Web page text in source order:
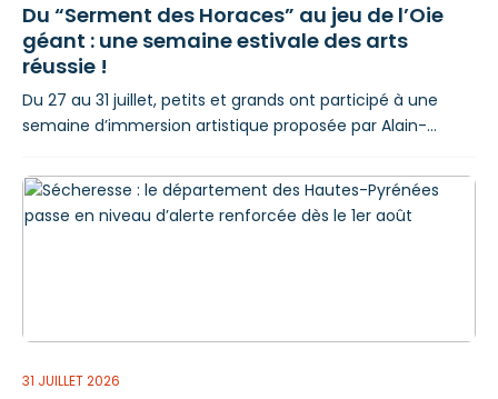
Du “Serment des Horaces” au jeu de l’Oie
géant : une semaine estivale des arts
réussie !
Du 27 au 31 juillet, petits et grands ont participé à une
semaine d’immersion artistique proposée par Alain-
Ululus et des Batégails. Inspiré du Serment des Horaces,
œuvre emblématique du peintre français Jacques-Louis
David, cet atelier a invité les participants à explorer un
31 JUILLET 2026